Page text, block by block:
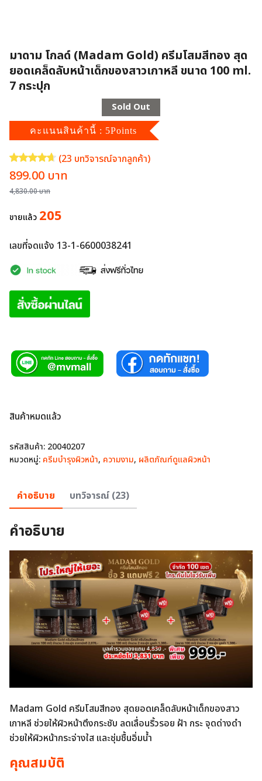
มาดาม โกลด์ (Madam Gold) ครีมโสมสีทอง สุด
ยอดเคล็ดลับหน้าเด็กของสาวเกาหลี ขนาด 100 ml.
7 กระปุก
Sold Out
คะแนนสินค้านี้ : 5Points
ให้คะแนน4.70จาก 5 คะแนนเต็มบน23
(23 บทวิจารณ์จากลูกค้า)
4,830.00บาท
Original
price
was:
899.00 บาท
ขายแล้ว 205
เลขที่จดแจ้ง 13-1-6600038241
สินค้าหมดแล้ว
รหัสสินค้า: 20040207
หมวดหมู่: ครีมบำรุงผิวหน้า, ความงาม, ผลิตภัณฑ์ดูแลผิวหน้า
คำอธิบาย บทวิจารณ์ (23)
คำอธิบาย
Madam Gold ครีมโสมสีทอง สุดยอดเคล็ดลับหน้าเด็กของสาว
เกาหลี ช่วยให้ผิวหน้าตึงกระชับ ลดเลื่อนริ้วรอย ฝ้า กระ จุดด่างดำ
ช่วยให้ผิวหน้ากระจ่างใส และชุ่มชื้นอิ่มน้ำ
คุณสมบัติ